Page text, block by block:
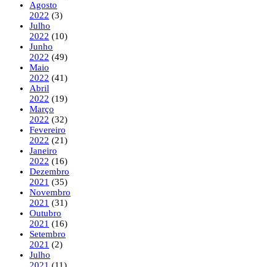
Agosto
2022 (3)
Julho
2022 (10)
Junho
2022 (49)
Maio
2022 (41)
Abril
2022 (19)
Março
2022 (32)
Fevereiro
2022 (21)
Janeiro
2022 (16)
Dezembro
2021 (35)
Novembro
2021 (31)
Outubro
2021 (16)
Setembro
2021 (2)
Julho